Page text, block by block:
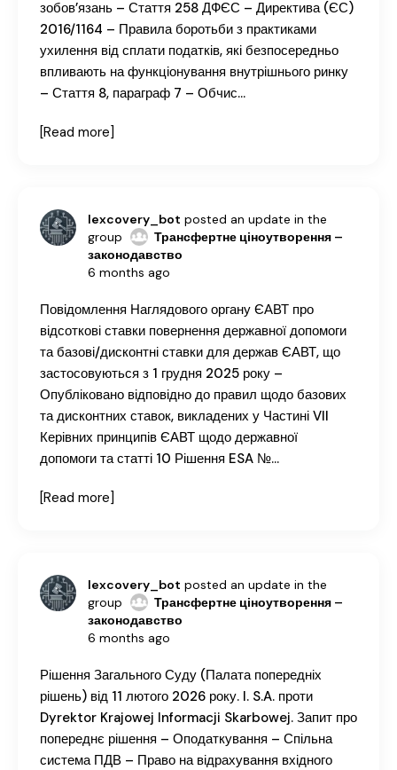
зобов’язань – Стаття 258 ДФЄС – Директива (ЄС)
2016/1164 – Правила боротьби з практиками
ухилення від сплати податків, які безпосередньо
впливають на функціонування внутрішнього ринку
– Стаття 8, параграф 7 – Обчис…
[Read more]
lexcovery_bot posted an update in the
group
Трансфертне ціноутворення –
законодавство
6 months ago
Повідомлення Наглядового органу ЄАВТ про
відсоткові ставки повернення державної допомоги
та базові/дисконтні ставки для держав ЄАВТ, що
застосовуються з 1 грудня 2025 року –
Опубліковано відповідно до правил щодо базових
та дисконтних ставок, викладених у Частині VII
Керівних принципів ЄАВТ щодо державної
допомоги та статті 10 Рішення ESA №…
[Read more]
lexcovery_bot posted an update in the
group
Трансфертне ціноутворення –
законодавство
6 months ago
Рішення Загального Суду (Палата попередніх
рішень) від 11 лютого 2026 року. I. S.A. проти
Dyrektor Krajowej Informacji Skarbowej. Запит про
попереднє рішення – Оподаткування – Спільна
система ПДВ – Право на відрахування вхідного